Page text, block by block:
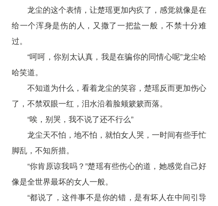
龙尘的这个表情，让楚瑶更加内疚了，感觉就像是在
给一个浑身是伤的人，又撒了一把盐一般，不禁十分难
过。
“呵呵，你别太认真，我是在骗你的同情心呢”龙尘哈
哈笑道。
不知道为什么，看着龙尘的笑容，楚瑶反而更加伤心
了，不禁双眼一红，泪水沿着脸颊簌簌而落。
“唉，别哭，我不说了还不行么”
龙尘天不怕，地不怕，就怕女人哭，一时间有些手忙
脚乱，不知所措。
“你肯原谅我吗？”楚瑶有些伤心的道，她感觉自己好
像是全世界最坏的女人一般。
“都说了，这件事不是你的错，是有坏人在中间引导